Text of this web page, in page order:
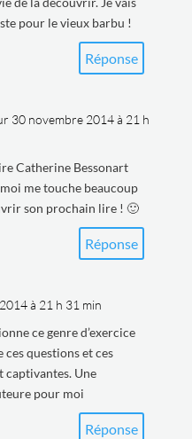
pour le vieux barbu !
Réponse
30 novembre 2014 à 21 h
Catherine Bessonart
me touche beaucoup
son prochain lire ! 🙂
Réponse
à 21 h 31 min
ce genre d’exercice
ces questions et ces
captivantes. Une
pour moi
Réponse